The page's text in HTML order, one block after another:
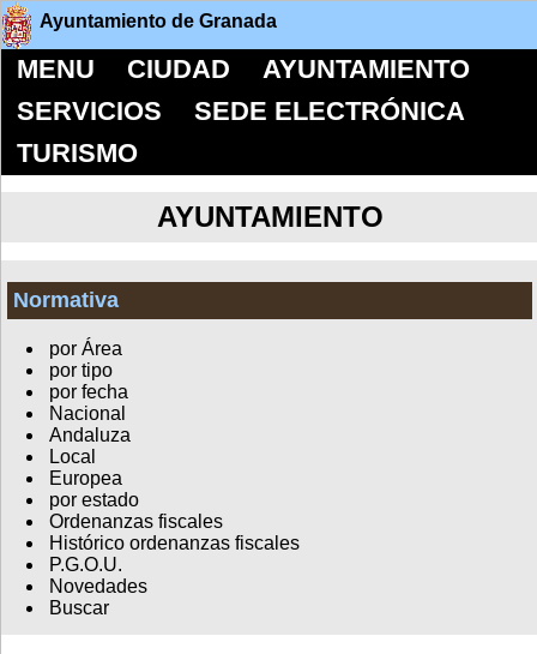
Ayuntamiento de Granada
MENU CIUDAD
AYUNTAMIENTO
SERVICIOS
SEDE ELECTRÓNICA
TURISMO
AYUNTAMIENTO
Normativa
por Área
por tipo
por fecha
Nacional
Andaluza
Local
Europea
por estado
Ordenanzas fiscales
Histórico ordenanzas fiscales
P.G.O.U.
Novedades
Buscar